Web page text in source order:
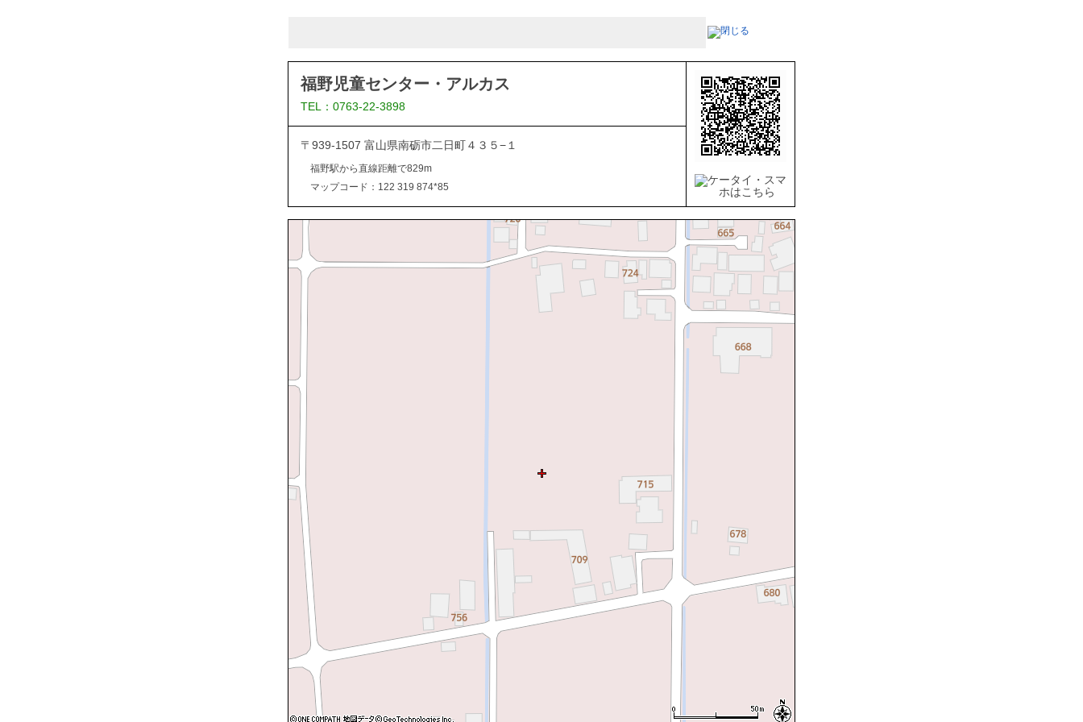
福野児童センター・アルカス
TEL：0763-22-3898
〒939-1507 富山県南砺市二日町４３５−１
福野駅から直線距離で829m
マップコード：122 319 874*85